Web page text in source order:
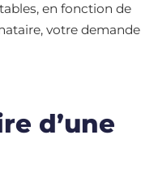
en fonction de
votre demande
d’une